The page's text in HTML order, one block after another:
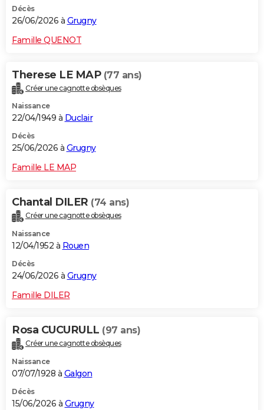
Décès
26/06/2026 à Grugny
Famille QUENOT
Therese LE MAP (77 ans)
Créer une cagnotte obsèques
Naissance
22/04/1949 à Duclair
Décès
25/06/2026 à Grugny
Famille LE MAP
Chantal DILER (74 ans)
Créer une cagnotte obsèques
Naissance
12/04/1952 à Rouen
Décès
24/06/2026 à Grugny
Famille DILER
Rosa CUCURULL (97 ans)
Créer une cagnotte obsèques
Naissance
07/07/1928 à Galgon
Décès
15/06/2026 à Grugny